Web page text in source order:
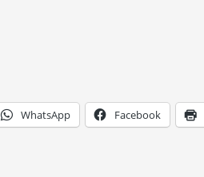
WhatsApp Facebook